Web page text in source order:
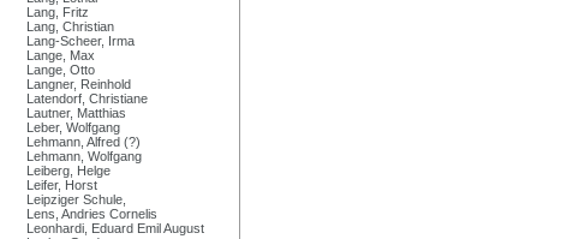
Lang, Fritz
Lang, Christian
Lang-Scheer, Irma
Lange, Max
Lange, Otto
Langner, Reinhold
Latendorf, Christiane
Lautner, Matthias
Leber, Wolfgang
Lehmann, Alfred (?)
Lehmann, Wolfgang
Leiberg, Helge
Leifer, Horst
Leipziger Schule,
Lens, Andries Cornelis
Leonhardi, Eduard Emil August